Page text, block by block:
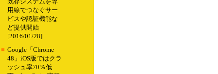
既存システムを専
用線でつなぐサー
ビスや認証機能な
ど提供開始
[2016/01/28]
■ Google「Chrome
48」iOS版ではクラ
ッシュ率70％低